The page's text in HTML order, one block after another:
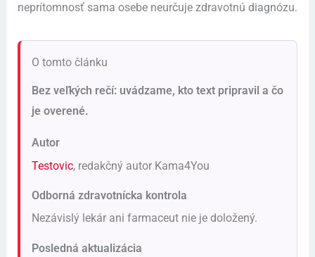
neprítomnosť sama osebe neurčuje zdravotnú diagnózu.
O tomto článku
Bez veľkých rečí: uvádzame, kto text pripravil a čo
je overené.
Autor
Testovic, redakčný autor Kama4You
Odborná zdravotnícka kontrola
Nezávislý lekár ani farmaceut nie je doložený.
Posledná aktualizácia